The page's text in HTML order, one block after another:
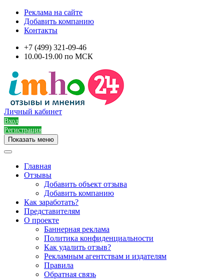
Реклама на сайте
Добавить компанию
Контакты
+7 (499) 321-09-46
10.00-19.00 по МСК
Личный кабинет
Вход
Регистрация
Показать меню
Главная
Отзывы
Добавить объект отзыва
Добавить компанию
Как заработать?
Представителям
О проекте
Баннерная реклама
Политика конфиденциальности
Как удалить отзыв?
Рекламным агентствам и издателям
Правила
Обратная связь